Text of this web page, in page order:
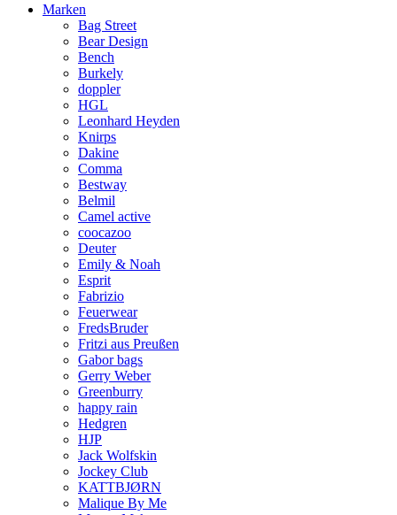
Marken
Bag Street
Bear Design
Bench
Burkely
doppler
HGL
Leonhard Heyden
Knirps
Dakine
Comma
Bestway
Belmil
Camel active
coocazoo
Deuter
Emily & Noah
Esprit
Fabrizio
Feuerwear
FredsBruder
Fritzi aus Preußen
Gabor bags
Gerry Weber
Greenburry
happy rain
Hedgren
HJP
Jack Wolfskin
Jockey Club
KATTBJØRN
Malique By Me